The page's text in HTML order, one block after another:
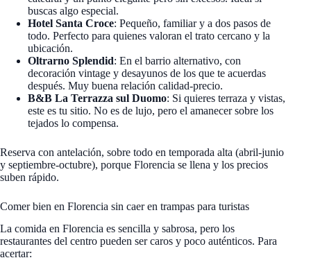
buscas algo especial.
Hotel Santa Croce: Pequeño, familiar y a dos pasos de
todo. Perfecto para quienes valoran el trato cercano y la
ubicación.
Oltrarno Splendid: En el barrio alternativo, con
decoración vintage y desayunos de los que te acuerdas
después. Muy buena relación calidad-precio.
B&B La Terrazza sul Duomo: Si quieres terraza y vistas,
este es tu sitio. No es de lujo, pero el amanecer sobre los
tejados lo compensa.
Reserva con antelación, sobre todo en temporada alta (abril-junio
y septiembre-octubre), porque Florencia se llena y los precios
suben rápido.
Comer bien en Florencia sin caer en trampas para turistas
La comida en Florencia es sencilla y sabrosa, pero los
restaurantes del centro pueden ser caros y poco auténticos. Para
acertar: